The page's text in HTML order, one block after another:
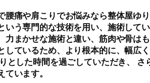
腰痛や肩こりでお悩みなら整体屋ゆ
いう専門的な技術を用い、施術して
力まかせな施術と違い、筋肉や骨は
しているため、より根本的に、幅広
とした時間を過ごしていただき、 さ
います。